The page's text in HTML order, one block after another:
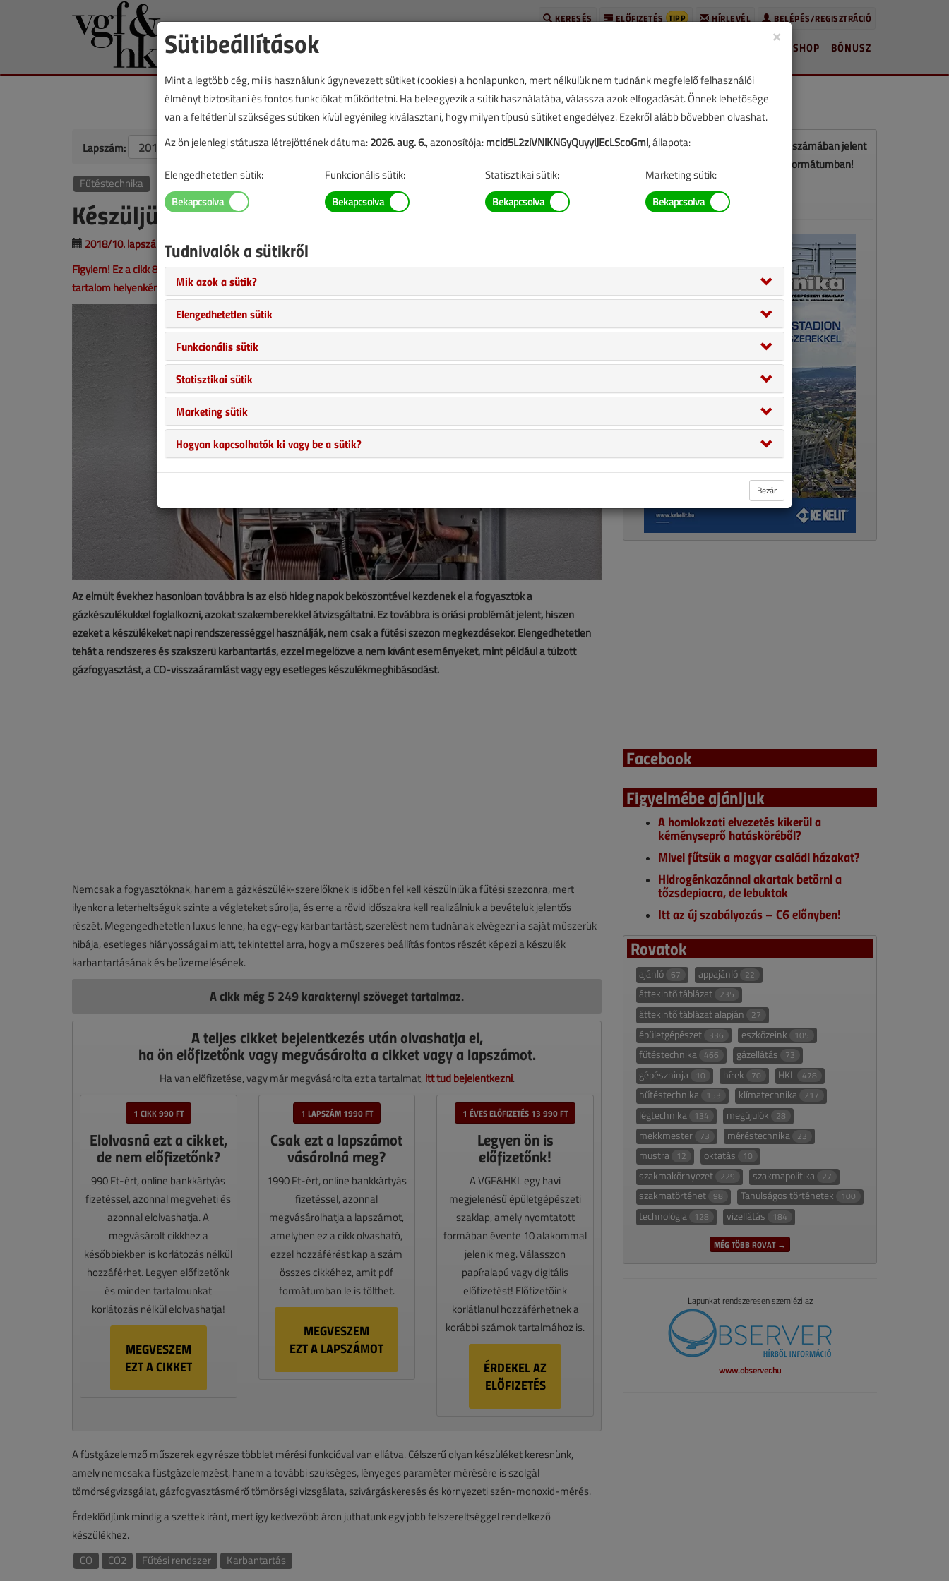
BELÉPÉS/REGISZTRÁCIÓ
HÍRLEVÉL
ELŐFIZETÉS TIPP
KERESÉS
BÓNUSZ
SHOP
Lapszám: TARTALOM
Fűtéstechnika
Készüljünk fel a fűtési szezonra!
2018/10. lapszám| Mihályi András |
1516 |
Figylem! Ez a cikk 8 éve frissült utoljára. A benne szereplő információk mára aktualitásukat veszíthették, valamint a
tartalom helyenként hiányos lehet (képek, táblázatok stb.).
Az elmúlt évekhez hasonlóan továbbra is az első hideg napok beköszöntével kezdenek el a fogyasztók a
gázkészülékükkel foglalkozni, azokat szakemberekkel átvizsgáltatni. Ez továbbra is óriási problémát jelent, hiszen
ezeket a készülékeket napi rendszerességgel használják, nem csak a fűtési szezon megkezdésekor. Elengedhetetlen
tehát a rendszeres és szakszerű karbantartás, ezzel megelőzve a nem kívánt eseményeket, mint például a túlzott
gázfogyasztást, a CO-visszaáramlást vagy egy esetleges készülékmeghibásodást.
Nemcsak a fogyasztóknak, hanem a gázkészülék-szerelőknek is időben fel kell készülniük a fűtési szezonra, mert
ilyenkor a leterheltségük szinte a végleteket súrolja, és erre a rövid időszakra kell realizálniuk a bevételük jelentős
részét. Megengedhetetlen luxus lenne, ha egy-egy karbantartást, szerelést nem tudnának elvégezni a saját műszerük
hibája, esetleges hiányosságai miatt, tekintettel arra, hogy a műszeres beállítás fontos részét képezi a készülék
karbantartásának és beüzemelésének.
A cikk még 5 249 karakternyi szöveget tartalmaz.
A teljes cikket bejelentkezés után olvashatja el,
ha ön előfizetőnk vagy megvásárolta a cikket vagy a lapszámot.
Ha van előfizetése, vagy már megvásárolta ezt a tartalmat, itt tud bejelentkezni.
1 CIKK 990 FT
Elolvasná ezt a cikket,
de nem előfizetőnk?
990 Ft-ért, online bankkártyás
fizetéssel, azonnal megveheti és
azonnal elolvashatja. A
megvásárolt cikkhez a
későbbiekben is korlátozás nélkül
hozzáférhet. Legyen előfizetőnk
és minden tartalmunkat
korlátozás nélkül elolvashatja!
MEGVESZEM
EZT A CIKKET
1 LAPSZÁM 1990 FT
Csak ezt a lapszámot
vásárolná meg?
1990 Ft-ért, online bankkártyás
fizetéssel, azonnal
megvásárolhatja a lapszámot,
amelyben ez a cikk olvasható,
ezzel hozzáférést kap a szám
összes cikkéhez, amit pdf
formátumban le is tölthet.
MEGVESZEM
EZT A LAPSZÁMOT
1 ÉVES ELŐFIZETÉS 13 990 FT
Legyen ön is
előfizetőnk!
A VGF&HKL egy havi
megjelenésű épületgépészeti
szaklap, amely nyomtatott
formában évente 10 alakommal
jelenik meg. Válasszon
papíralapú vagy digitális
előfizetést! Előfizetőink
korlátlanul hozzáférhetnek a
korábbi számok tartalmához is.
ÉRDEKEL AZ
ELŐFIZETÉS
A füstgázelemző műszerek egy része többlet mérési funkcióval van ellátva. Célszerű olyan készüléket keresnünk,
amely nemcsak a füstgázelemzést, hanem a további szükséges, lényeges paraméter mérésére is szolgál
tömörségvizsgálat, gázfogyasztásmérő tömörségi vizsgálata, szivárgáskeresés és környezeti szén-monoxid-mérés.
Érdeklődjünk mindig a szettek iránt, mert így kedvezőbb áron juthatunk egy jobb felszereltséggel rendelkező
készülékhez.
CO
CO2 Fűtési rendszer Karbantartás
Ez a cikk a VGF&HKL 2018. októberi számában jelent
meg. Töltse le a lapszámot PDF formátumban!
Facebook
Figyelmébe ajánljuk
A homlokzati elvezetés kikerül a
kéményseprő hatásköréből?
Mivel fűtsük a magyar családi házakat?
Hidrogénkazánnal akartak betörni a
tőzsdepiacra, de lebuktak
Itt az új szabályozás – C6 előnyben!
Rovatok
ajánló 67 appajánló 22
áttekintő táblázat 235
áttekintő táblázat alapján 27
épületgépészet 336 eszközeink 105
fűtéstechnika 466 gázellátás 73
gépészninja 10 hírek 70 HKL 478
hűtéstechnika 153 klímatechnika 217
légtechnika 134 megújulók 28
mekkmester 73 méréstechnika 23
mustra 12 oktatás 10
szakmakörnyezet 229 szakmapolitika 27
szakmatörténet 98 Tanulságos történetek 100
technológia 128 vízellátás 184
MÉG TÖBB ROVAT →
Lapunkat rendszeresen szemlézi az
www.observer.hu
×
Sütibeállítások
Mint a legtöbb cég, mi is használunk úgynevezett sütiket (cookies) a honlapunkon, mert nélkülük nem tudnánk megfelelő felhasználói
élményt biztosítani és fontos funkciókat működtetni. Ha beleegyezik a sütik használatába, válassza azok elfogadását. Önnek lehetősége
van a feltétlenül szükséges sütiken kívül egyénileg kiválasztani, hogy milyen típusú sütiket engedélyez. Ezekről alább bővebben olvashat.
Az ön jelenlegi státusza létrejöttének dátuma:2026. aug. 6., azonosítója:mcid5L2ziVNlKNGyQuyylJEcLScoGml, állapota:
Elengedhetetlen sütik: Funkcionális sütik: Statisztikai sütik: Marketing sütik:
Tudnivalók a sütikről
Mik azok a sütik?
Elengedhetetlen sütik
Funkcionális sütik
Statisztikai sütik
Marketing sütik
Hogyan kapcsolhatók ki vagy be a sütik?
Bezár